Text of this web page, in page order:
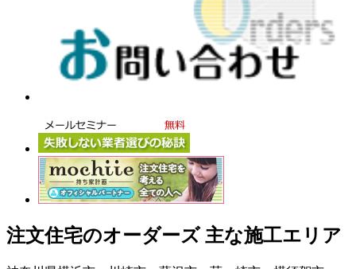
注文住宅のオーダーズ 主な施工エリア